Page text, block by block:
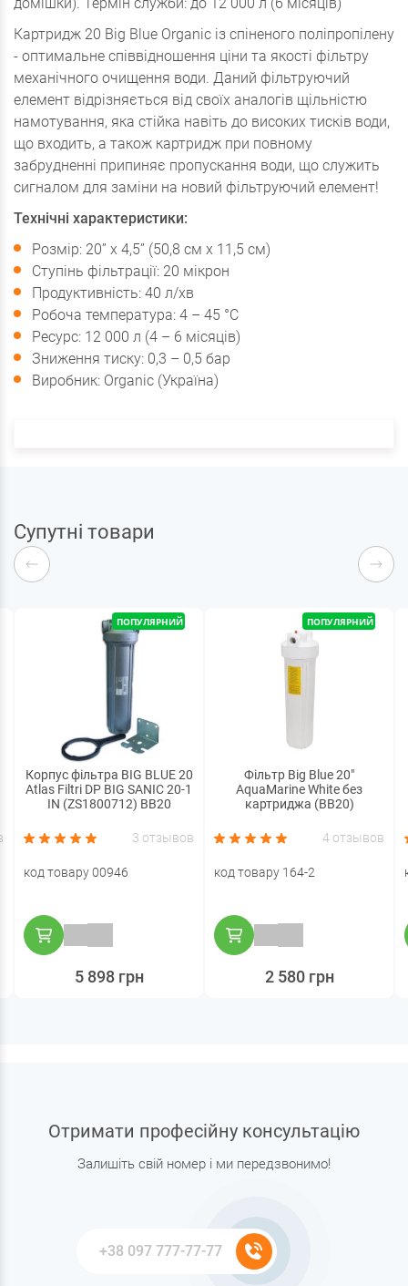
домішки). Термін служби: до 12 000 л (6 місяців)
Картридж 20 Big Blue Organic із спіненого поліпропілену
- оптимальне співвідношення ціни та якості фільтру
механічного очищення води. Даний фільтруючий
елемент відрізняється від своїх аналогів щільністю
намотування, яка стійка навіть до високих тисків води,
що входить, а також картридж при повному
забрудненні припиняє пропускання води, що служить
сигналом для заміни на новий фільтруючий елемент!
Технічні характеристики:
Розмір: 20” x 4,5” (50,8 см x 11,5 см)
Ступінь фільтрації: 20 мікрон
Продуктивність: 40 л/хв
Робоча температура: 4 – 45 °C
Ресурс: 12 000 л (4 – 6 місяців)
Зниження тиску: 0,3 – 0,5 бар
Виробник: Organic (Україна)
Супутні товари
ПОПУЛЯРНИЙ
Корпус фільтра BIG BLUE 20
Atlas Filtri DP BIG SANIC 20-1
IN (ZS1800712) BB20
3 отзывов
код товару 00946
5 898 грн
ПОПУЛЯРНИЙ
Фільтр Big Blue 20"
AquaMarine White без
картриджа (BB20)
4 отзывов
код товару 164-2
2 580 грн
Отримати професійну консультацію
Залишіть свій номер і ми передзвонимо!